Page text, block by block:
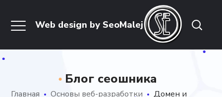
Блог сеошника
Главная Основы веб-разработки
Домен и